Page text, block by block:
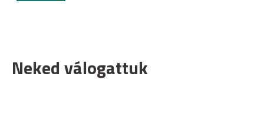
Neked válogattuk